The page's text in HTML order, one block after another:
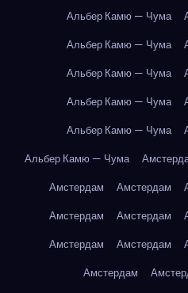
Альбер Камю — Чума
Альбер Камю — Чума
Альбер Камю — Чума
Альбер Камю — Чума
Альбер Камю — Чума
Альбер Камю — Чума
Амстердам
Амстердам
Амстердам
Амстердам
Амстердам
Амстердам
Амстердам